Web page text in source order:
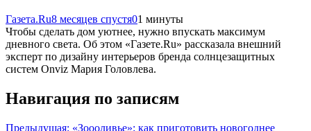
Газета.Ru8 месяцев спустя01 минуты
Чтобы сделать дом уютнее, нужно впускать максимум
дневного света. Об этом «Газете.Ru» рассказала внешний
эксперт по дизайну интерьеров бренда солнцезащитных
систем Onviz Мария Головлева.
Навигация по записям
Предыдущая: «Зоооливье»: как приготовить новогоднее